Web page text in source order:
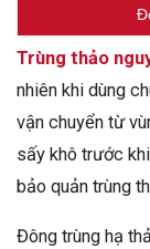
Trùng thảo
nhiên khi dùng
vận chuyển từ
sấy khô trước
bảo quản trùng
Đông trùng hạ